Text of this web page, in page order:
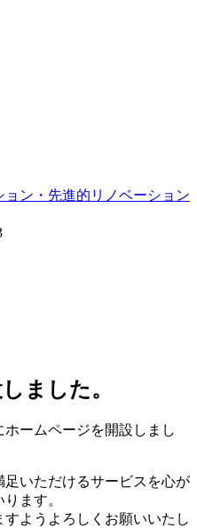
ました。
ームページを開設しまし
いただけるサービスを心が
ます。
ようよろしくお願いいたし